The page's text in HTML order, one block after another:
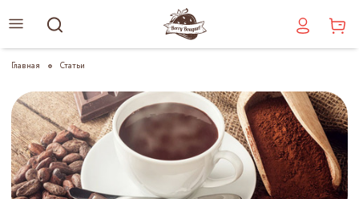
Главная Статьи